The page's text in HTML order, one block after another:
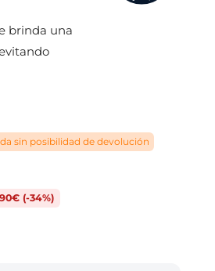
brinda una
sin posibilidad de devolución
(-34%)